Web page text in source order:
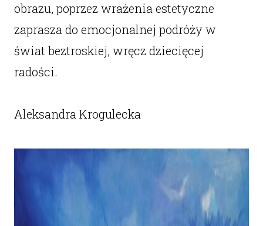
obrazu, poprzez wrażenia estetyczne
zaprasza do emocjonalnej podróży w
świat beztroskiej, wręcz dziecięcej
radości.
Aleksandra Krogulecka